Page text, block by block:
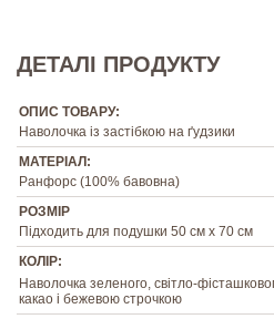
ДЕТАЛІ ПРОДУКТУ
ОПИС ТОВАРУ:
Наволочка із застібкою на ґудзики
МАТЕРІАЛ:
Ранфорс (100% бавовна)
РОЗМІР
Підходить для подушки 50 см х 70 см
КОЛІР:
Наволочка зеленого, світло-
какао і бежевою строчкою